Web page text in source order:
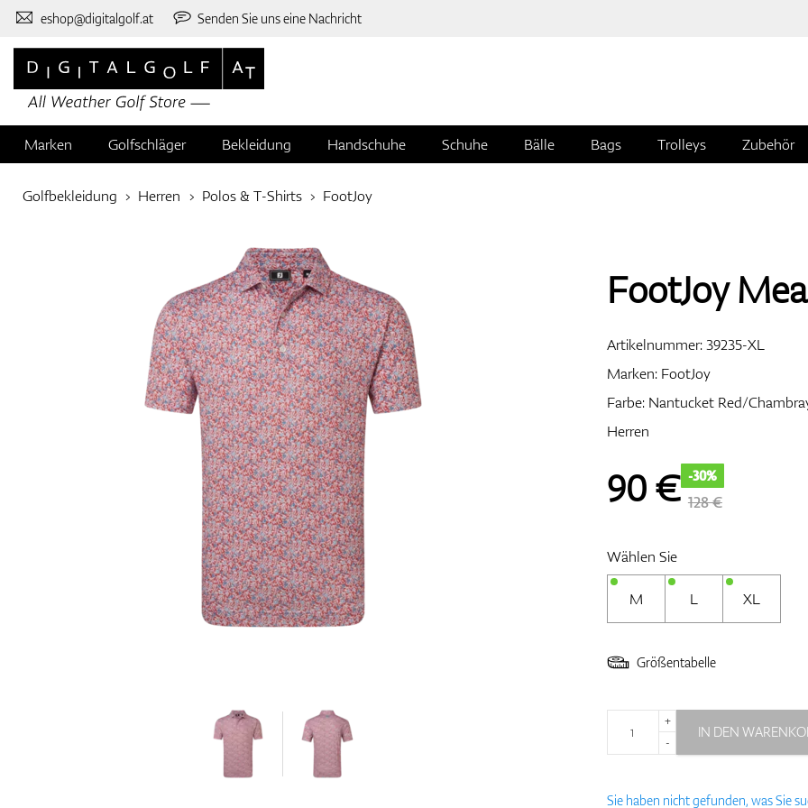
eshop@digitalgolf.at Senden Sie uns eine Nachricht
Marken Golfschläger Bekleidung Handschuhe Schuhe Bälle Bags Trolleys Zubehör
Golfbekleidung Herren Polos & T-Shirts FootJoy
FootJoy
Artikelnummer:39235-XL
Marken: FootJoy
Farbe: Nantucket Red/
Herren
90€ -30%
128 €
Wählen Sie
M L XL
Größentabelle
+
-
IN DEN
Sie haben nicht gefunden, was Sie